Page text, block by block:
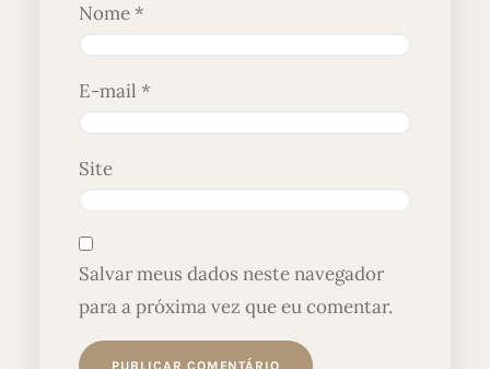
Nome*
E-mail *
Site
Salvar meus dados neste navegador
para a próxima vez que eu comentar.